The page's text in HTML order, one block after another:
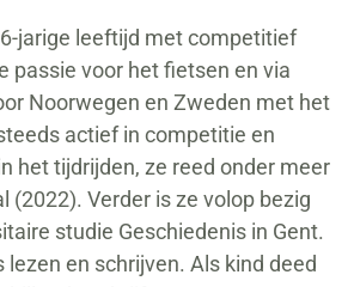
jarige leeftijd met competitief
passie voor het fietsen en via
Noorwegen en Zweden met het
actief in competitie en
het tijdrijden, ze reed onder meer
(2022). Verder is ze volop bezig
studie Geschiedenis in Gent.
lezen en schrijven. Als kind deed